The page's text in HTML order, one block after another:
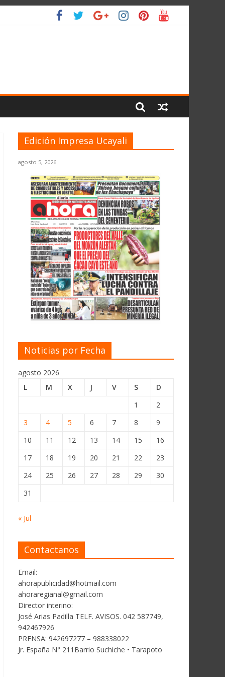
Edición Impresa Ucayali
agosto 5, 2026
Noticias por Fecha
agosto 2026
L
M X J V S
D
1
2
3
4 5 6 7 8
9
10
11 12 13 14 15
16
17
18 19 20 21 22
23
24
25 26 27 28 29
30
31
« Jul
Contactanos
Email:
ahorapublicidad@hotmail.com
ahoraregianal@gmail.com
Director interino:
José Arias Padilla TELF. AVISOS. 042 587749,
942467926
PRENSA: 942697277 – 988338022
Jr. España N° 211Barrio Suchiche • Tarapoto